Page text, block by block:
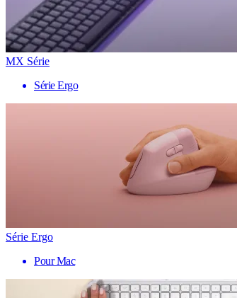
MX Série
Série Ergo
Série Ergo
Pour Mac